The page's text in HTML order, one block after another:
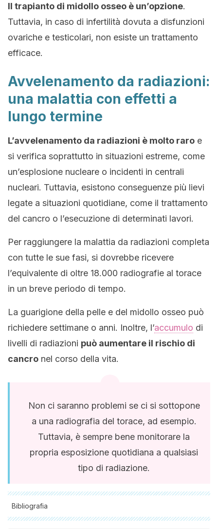
Il trapianto di midollo osseo è un’opzione.
Tuttavia, in caso di infertilità dovuta a disfunzioni
ovariche e testicolari, non esiste un trattamento
efficace.
Avvelenamento da radiazioni:
una malattia con effetti a
lungo termine
L’avvelenamento da radiazioni è molto raro e
si verifica soprattutto in situazioni estreme, come
un’esplosione nucleare o incidenti in centrali
nucleari. Tuttavia, esistono conseguenze più lievi
legate a situazioni quotidiane, come il trattamento
del cancro o l’esecuzione di determinati lavori.
Per raggiungere la malattia da radiazioni completa
con tutte le sue fasi, si dovrebbe ricevere
l’equivalente di oltre 18.000 radiografie al torace
in un breve periodo di tempo.
La guarigione della pelle e del midollo osseo può
richiedere settimane o anni. Inoltre, l’accumulo di
livelli di radiazioni può aumentare il rischio di
cancro nel corso della vita.
Non ci saranno problemi se ci si sottopone
a una radiografia del torace, ad esempio.
Tuttavia, è sempre bene monitorare la
propria esposizione quotidiana a qualsiasi
tipo di radiazione.
Bibliografia
Tutte le fonti citate sono state esaminate a fondo dal nostro